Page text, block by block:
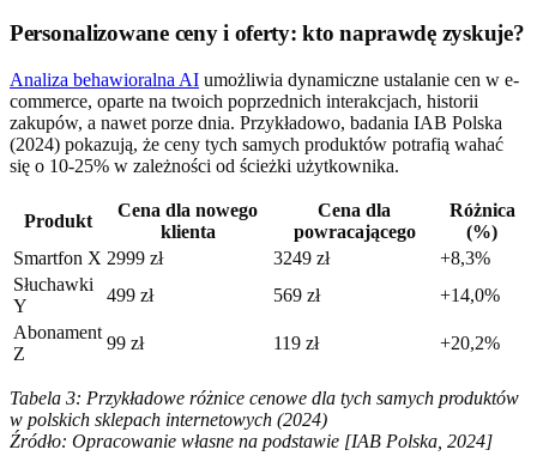
Personalizowane ceny i oferty: kto naprawdę zyskuje?
Analiza behawioralna AI umożliwia dynamiczne ustalanie cen w e-
commerce, oparte na twoich poprzednich interakcjach, historii
zakupów, a nawet porze dnia. Przykładowo, badania IAB Polska
(2024) pokazują, że ceny tych samych produktów potrafią wahać
się o 10-25% w zależności od ścieżki użytkownika.
Produkt
Cena dla nowego
klienta
Cena dla
powracającego
Różnica
(%)
Smartfon X 2999 zł 3249 zł
+8,3%
Słuchawki
Y
499 zł 569 zł
+14,0%
Abonament
Z
99 zł 119 zł +20,2%
Tabela 3: Przykładowe różnice cenowe dla tych samych produktów
w polskich sklepach internetowych (2024)
Źródło: Opracowanie własne na podstawie [IAB Polska, 2024]